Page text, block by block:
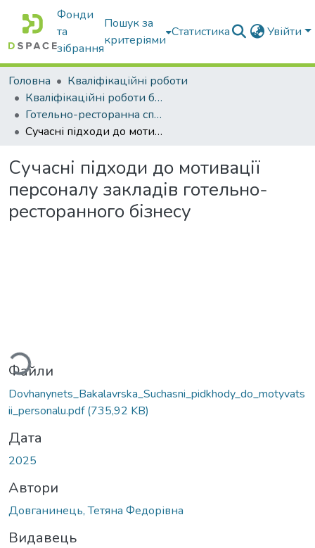
Фонди
та
зібрання
Пошук за
критеріями
Статистика Увійти
Головна
Кваліфікаційні роботи
Кваліфікаційні роботи бакалаврів
Готельно-ресторанна справа
Сучасні підходи до мотивації персоналу закладів готельно-ресторанного бізнесу
Сучасні підходи до мотивації
персоналу закладів готельно-
ресторанного бізнесу
Файли
Dovhanynets_Bakalavrska_Suchasni_pidkhody_do_motyvats
ii_personalu.pdf(735,92 KB)
Дата
2025
Автори
Довганинець, Тетяна Федорівна
Видавець